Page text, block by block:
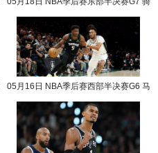
05月16日 NBA季后赛西部半决赛G6 马